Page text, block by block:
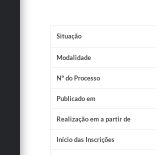
Situação
Modalidade
Nº do Processo
Publicado em
Realização em a partir de
Início das Inscrições